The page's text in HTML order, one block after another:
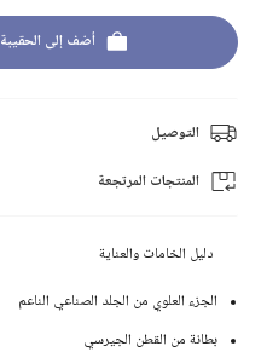
أضف إلى الحقيبة
التوصيل
المنتجات المرتجعة
دليل الخامات والعناية
الجزء العلوي من الجلد الصناعي الناعم
بطانة من القطن الجيرسي